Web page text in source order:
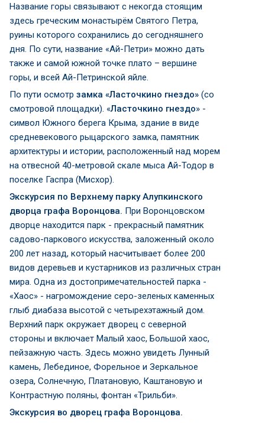
Название горы связывают с некогда стоящим
здесь греческим монастырём Святого Петра,
руины которого сохранились до сегодняшнего
дня. По сути, название «Ай-Петри» можно дать
также и самой южной точке плато – вершине
горы, и всей Ай-Петринской яйле.
По пути осмотр замка «Ласточкино гнездо» (со
смотровой площадки). «Ласточкино гнездо» -
символ Южного берега Крыма, здание в виде
средневекового рыцарского замка, памятник
архитектуры и истории, расположенный над морем
на отвесной 40-метровой скале мыса Ай-Тодор в
поселке Гаспра (Мисхор).
Экскурсия по Верхнему парку Алупкинского
дворца графа Воронцова. При Воронцовском
дворце находится парк - прекрасный памятник
садово-паркового искусства, заложенный около
200 лет назад, который насчитывает более 200
видов деревьев и кустарников из различных стран
мира. Одна из достопримечательностей парка -
«Хаос» - нагромождение серо-зеленых каменных
глыб диабаза высотой с четырехэтажный дом.
Верхний парк окружает дворец с северной
стороны и включает Малый хаос, Большой хаос,
пейзажную часть. Здесь можно увидеть Лунный
камень, Лебединое, Форельное и Зеркальное
озера, Солнечную, Платановую, Каштановую и
Контрастную поляны, фонтан «Трильби».
Экскурсия во дворец графа Воронцова.